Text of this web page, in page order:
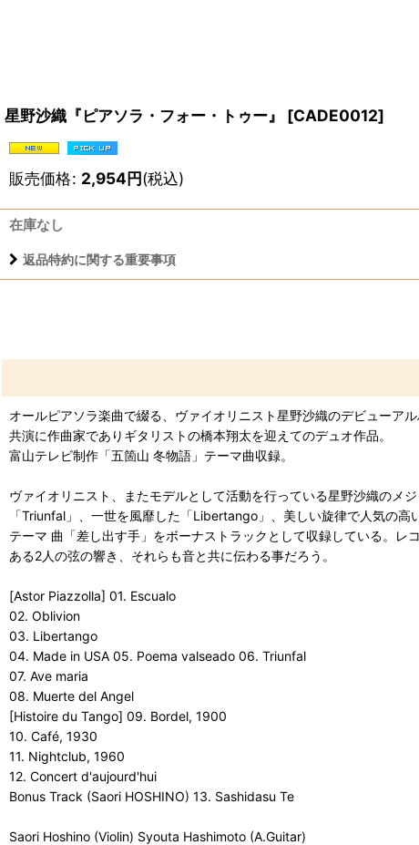
星野沙織『ピアソラ・フォー・トゥー』 [CADE0012]
販売価格: 2,954円(税込)
在庫なし
返品特約に関する重要事項
オールピアソラ楽曲で綴る、ヴァイオリニスト星野沙織のデビューアル
共演に作曲家でありギタリストの橋本翔太を迎えてのデュオ作品。
富山テレビ制作「五箇山 冬物語」テーマ曲収録。
ヴァイオリニスト、またモデルとして活動を行っている星野沙織のメ
「Triunfal」、一世を風靡した「Libertango」、美しい旋律で人気の
テーマ 曲「差し出す手」をボーナストラックとして収録している。
ある2人の弦の響き、それらも音と共に伝わる事だろう。
[Astor Piazzolla] 01. Escualo
02. Oblivion
03. Libertango
04. Made in USA 05. Poema valseado 06. Triunfal
07. Ave maria
08. Muerte del Angel
[Histoire du Tango] 09. Bordel, 1900
10. Café, 1930
11. Nightclub, 1960
12. Concert d'aujourd'hui
Bonus Track (Saori HOSHINO) 13. Sashidasu Te
Saori Hoshino (Violin) Syouta Hashimoto (A.Guitar)